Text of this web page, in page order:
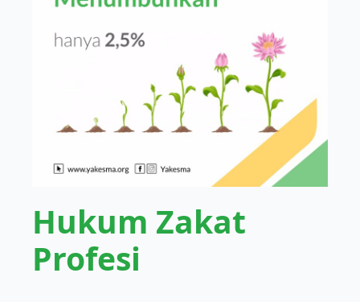
Hukum Zakat
Profesi